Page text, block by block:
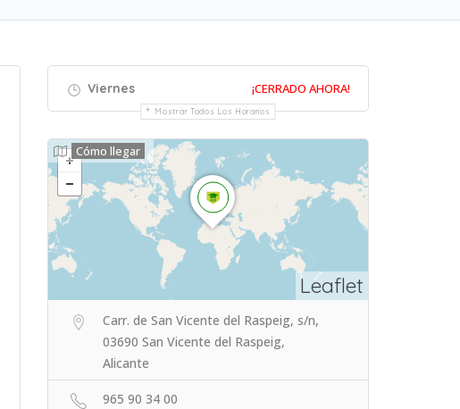
Viernes ¡CERRADO AHORA!
Mostrar Todos Los Horarios
Leaflet
Cómo llegar
Carr. de San Vicente del Raspeig, s/n,
03690 San Vicente del Raspeig,
Alicante
965 90 34 00